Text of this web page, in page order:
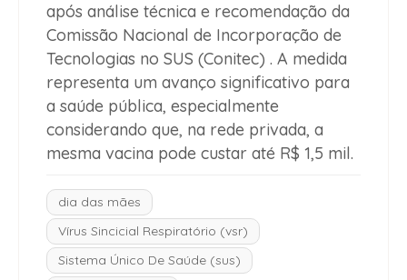
após análise técnica e recomendação da
Comissão Nacional de Incorporação de
Tecnologias no SUS (Conitec) . A medida
representa um avanço significativo para
a saúde pública, especialmente
considerando que, na rede privada, a
mesma vacina pode custar até R$ 1,5 mil.
dia das mães
Vírus Sincicial Respiratório (vsr)
Sistema Único De Saúde (sus)